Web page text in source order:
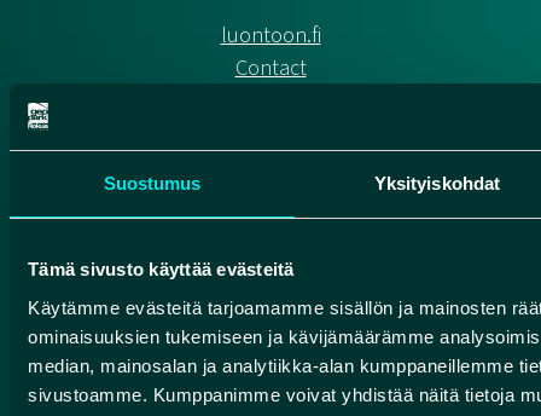
Suostumus Yksityiskohdat
Tämä sivusto käyttää evästeitä
Käytämme evästeitä tarjoamamme sisällön ja mainosten
ominaisuuksien tukemiseen ja kävijämäärämme
median, mainosalan ja analytiikka-alan kumppaneillemme
sivustoamme. Kumppanimme voivat yhdistää näitä tietoja
luontoon.fi
Contact
Valtatie 17
91500 Muhos, Finland
info@rokuageopark.fi